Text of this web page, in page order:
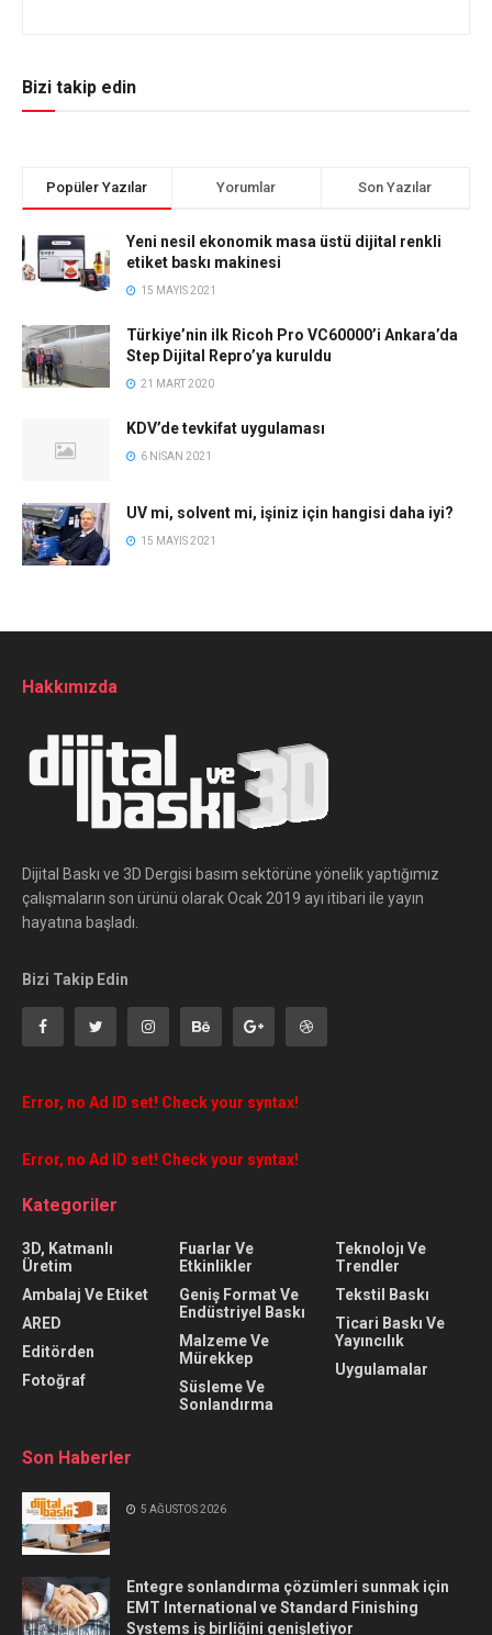
Bizi takip edin
Popüler Yazılar Yorumlar Son Yazılar
Yeni nesil ekonomik masa üstü dijital renkli
etiket baskı makinesi
15 MAYIS 2021
Türkiye’nin ilk Ricoh Pro VC60000’i Ankara’da
Step Dijital Repro’ya kuruldu
21 MART 2020
KDV’de tevkifat uygulaması
6 NISAN 2021
UV mi, solvent mi, işiniz için hangisi daha iyi?
15 MAYIS 2021
Hakkımızda
Dijital Baskı ve 3D Dergisi basım sektörüne yönelik yaptığımız
çalışmaların son ürünü olarak Ocak 2019 ayı itibari ile yayın
hayatına başladı.
Bizi Takip Edin
Error, no Ad ID set! Check your syntax!
Error, no Ad ID set! Check your syntax!
Kategoriler
3D, Katmanlı
Üretim
Ambalaj Ve Etiket
ARED
Editörden
Fotoğraf
Fuarlar Ve
Etkinlikler
Geniş Format Ve
Endüstriyel Baskı
Malzeme Ve
Mürekkep
Süsleme Ve
Sonlandırma
Teknolojı Ve
Trendler
Tekstil Baskı
Ticari Baskı Ve
Yayıncılık
Uygulamalar
Son Haberler
5 AĞUSTOS 2026
Entegre sonlandırma çözümleri sunmak için
EMT International ve Standard Finishing
Systems iş birliğini genişletiyor